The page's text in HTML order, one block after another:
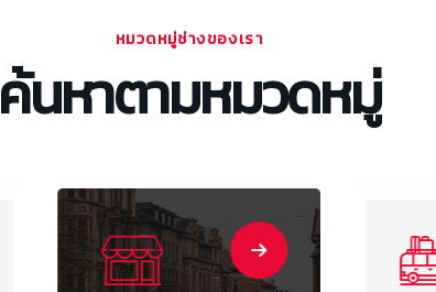
หมวดหมู่ช่างของเรา
ค้นหาตามหมวดหมู่